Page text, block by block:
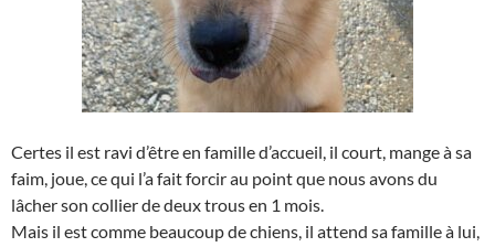
Certes il est ravi d’être en famille d’accueil, il court, mange à sa
faim, joue, ce qui l’a fait forcir au point que nous avons du
lâcher son collier de deux trous en 1 mois.
Mais il est comme beaucoup de chiens, il attend sa famille à lui,